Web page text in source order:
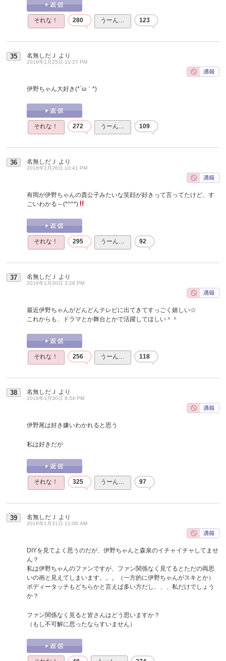
それな！ 280 うーん… 123
35 名無しだＪ より
2016年1月25日 11:27 PM
伊野ちゃん大好き(*´ω｀*)
それな！ 272 うーん… 109
36 名無しだＪ より
2016年1月26日 10:41 PM
有岡が伊野ちゃんの貴公子みたいな笑顔が好きって言ってたけど、す
ごいわかる～(*^^*)
それな！ 295 うーん… 92
37 名無しだＪ より
2016年1月30日 3:28 PM
最近伊野ちゃんがどんどんテレビに出てきてすっごく嬉しい☆
これからも、ドラマとか舞台とかで活躍してほしい＾＾
それな！ 256 うーん… 118
38 名無しだＪ より
2016年1月30日 8:54 PM
伊野尾は好き嫌いわかれると思う
私は好きだが
それな！ 325 うーん… 97
39 名無しだＪ より
2016年1月31日 11:08 AM
DIYを見てよく思うのだが、伊野ちゃんと森泉のイチャイチャしてませ
ん？
私は伊野ちゃんのファンですが、ファン関係なく見てるとただの両思
いの画と見えてしまいます。。。（一方的に伊野ちゃんがスキとか）
ボディータッチもどちらかと言えば多い方だし、、、私だけでしょう
か？
ファン関係なく見ると皆さんはどう思いますか？
（もし不可解に思ったならすいません）